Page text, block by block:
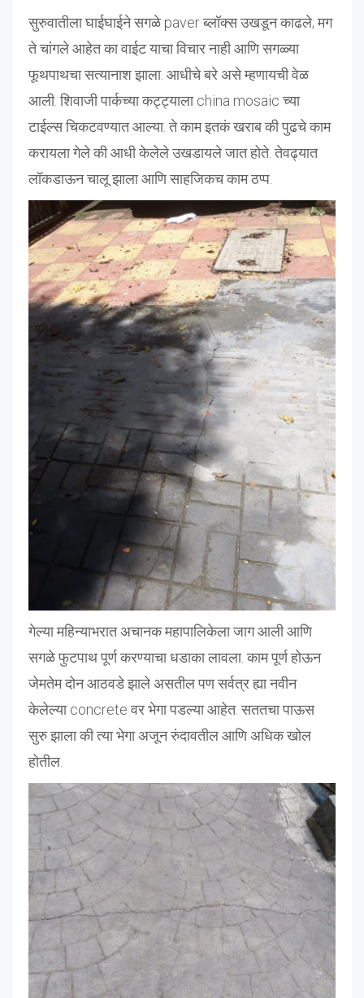
सुरुवातीला घाईघाईने सगळे paver ब्लॉक्स उखडून काढले; मग
ते चांगले आहेत का वाईट याचा विचार नाही आणि सगळ्या
फूथपाथचा सत्यानाश झाला. आधीचे बरे असे म्हणायची वेळ
आली. शिवाजी पार्कच्या कट्ट्याला china mosaic च्या
टाईल्स चिकटवण्यात आल्या. ते काम इतकं खराब की पुढचे काम
करायला गेले की आधी केलेले उखडायले जात होते. तेवढ्यात
लॉकडाऊन चालू झाला आणि साहजिकच काम ठप्प.
गेल्या महिन्याभरात अचानक महापालिकेला जाग आली आणि
सगळे फुटपाथ पूर्ण करण्याचा धडाका लावला. काम पूर्ण होऊन
जेमतेम दोन आठवडे झाले असतील पण सर्वत्र ह्या नवीन
केलेल्या concrete वर भेगा पडल्या आहेत. सततचा पाऊस
सुरु झाला की त्या भेगा अजून रुंदावतील आणि अधिक खोल
होतील.